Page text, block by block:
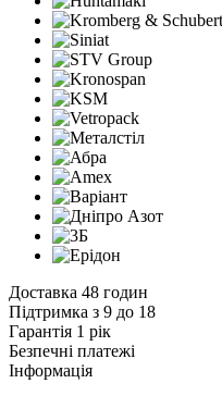
Доставка 48 годин
Підтримка з 9 до 18
Гарантія 1 рік
Безпечні платежі
Інформація